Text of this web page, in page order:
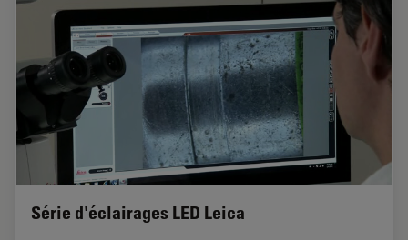
Série d'éclairages LED Leica